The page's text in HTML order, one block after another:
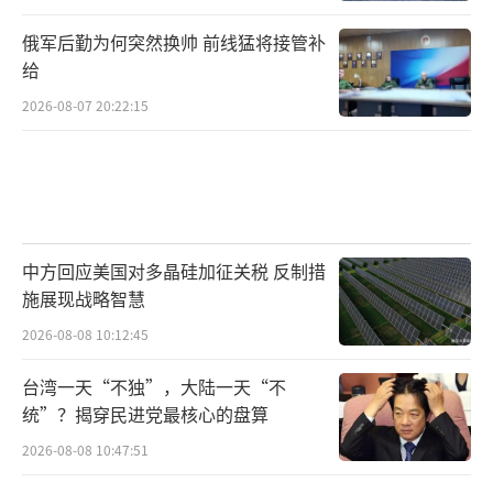
俄军后勤为何突然换帅 前线猛将接管补
给
2026-08-07 20:22:15
中方回应美国对多晶硅加征关税 反制措
施展现战略智慧
2026-08-08 10:12:45
台湾一天“不独”，大陆一天“不
统”？揭穿民进党最核心的盘算
2026-08-08 10:47:51